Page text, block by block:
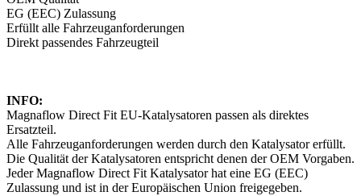
EG (EEC) Zulassung
Erfüllt alle Fahrzeuganforderungen
Direkt passendes Fahrzeugteil
INFO:
Magnaflow Direct Fit EU-Katalysatoren passen als direktes
Ersatzteil.
Alle Fahrzeuganforderungen werden durch den Katalysator erfüllt.
Die Qualität der Katalysatoren entspricht denen der OEM Vorgaben.
Jeder Magnaflow Direct Fit Katalysator hat eine EG (EEC)
Zulassung und ist in der Europäischen Union freigegeben.